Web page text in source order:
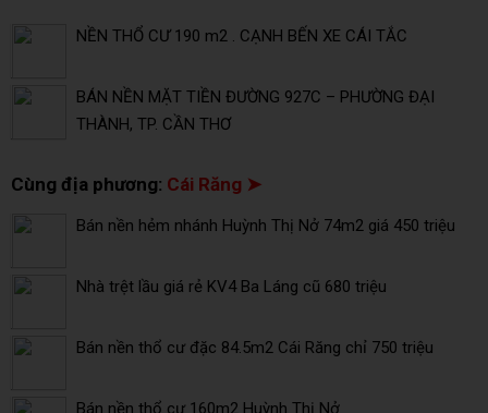
NỀN THỔ CƯ 190 m2 . CẠNH BẾN XE CÁI TẮC
BÁN NỀN MẶT TIỀN ĐƯỜNG 927C – PHƯỜNG ĐẠI
THÀNH, TP. CẦN THƠ
Cùng địa phương: Cái Răng ➤
Bán nền hẻm nhánh Huỳnh Thị Nở 74m2 giá 450 triệu
Nhà trệt lầu giá rẻ KV4 Ba Láng cũ 680 triệu
Bán nền thổ cư đặc 84.5m2 Cái Răng chỉ 750 triệu
Bán nền thổ cư 160m2 Huỳnh Thị Nở